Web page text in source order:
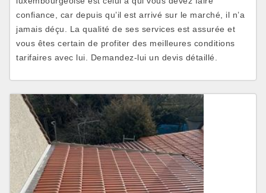
confiance, car depuis qu’il est arrivé sur le marché, il n’a
jamais déçu. La qualité de ses services est assurée et
vous êtes certain de profiter des meilleures conditions
tarifaires avec lui. Demandez-lui un devis détaillé.